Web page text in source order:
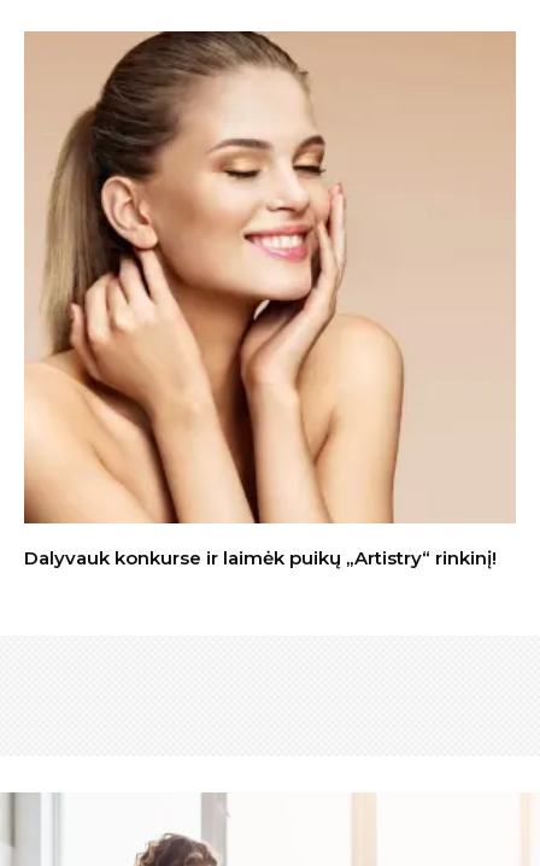
Dalyvauk konkurse ir laimėk puikų „Artistry“ rinkinį!